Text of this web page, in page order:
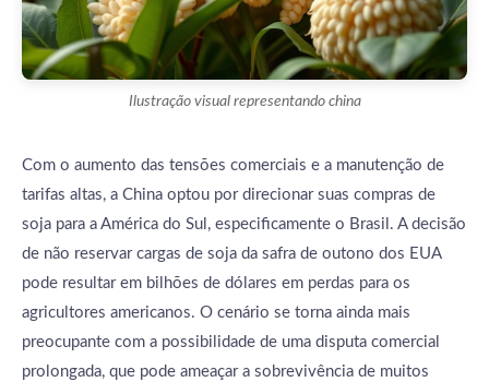
Ilustração visual representando china
Com o aumento das tensões comerciais e a manutenção de
tarifas altas, a China optou por direcionar suas compras de
soja para a América do Sul, especificamente o Brasil. A decisão
de não reservar cargas de soja da safra de outono dos EUA
pode resultar em bilhões de dólares em perdas para os
agricultores americanos. O cenário se torna ainda mais
preocupante com a possibilidade de uma disputa comercial
prolongada, que pode ameaçar a sobrevivência de muitos